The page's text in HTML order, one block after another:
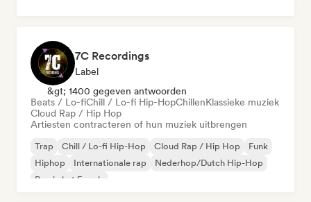
7C Recordings
Label
&gt; 1400 gegeven antwoorden
Beats / Lo-fiChill / Lo-fi Hip-HopChillenKlassieke muziek
Cloud Rap / Hip Hop
Artiesten contracteren of hun muziek uitbrengen
Trap Chill / Lo-fi Hip-Hop Cloud Rap / Hip Hop
Funk
Hiphop
Internationale rap
Nederhop/Dutch Hip-Hop
Rap in het Engels